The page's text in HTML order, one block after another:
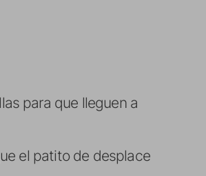
para que lleguen a
el patito de desplace